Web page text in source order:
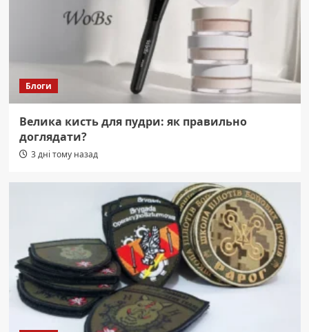
Блоги
Велика кисть для пудри: як правильно
доглядати?
3 дні тому назад